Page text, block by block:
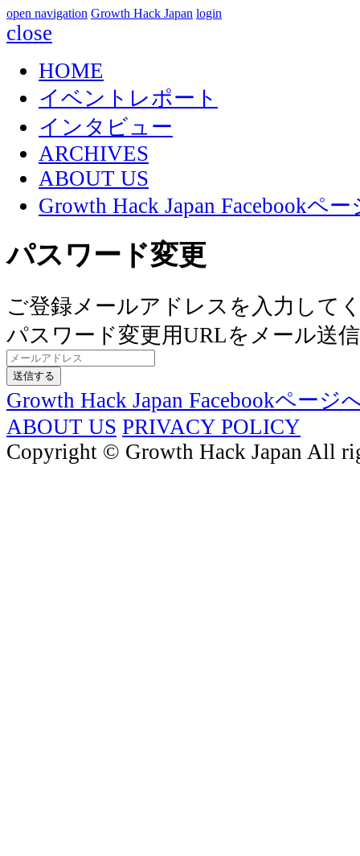
open navigation Growth Hack Japan login
close
HOME
イベントレポート
インタビュー
ARCHIVES
ABOUT US
Growth Hack Japan Facebookペ
パスワード変更
ご登録メールアドレスを入力して
パスワード変更用URLをメール送
送信する
Growth Hack Japan Facebookページ
ABOUT US PRIVACY POLICY
Copyright © Growth Hack Japan All